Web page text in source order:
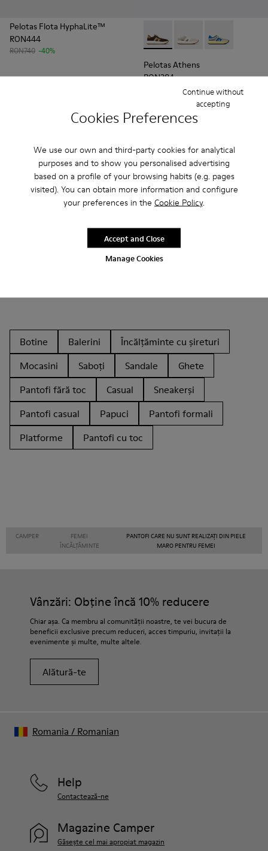
Cookies Preferences
We use our own and third-party cookies for analytical
purposes and to show you personalised advertising
based on a profile of your browsing habits (e.g. pages
visited). You can obtain more information and configure
your preferences in the Cookie Policy.
Manage Cookies
Continue without
accepting
Accept and Close
Pelotas Flota HyphaLite™
RON444
RON740 -40%
Pelotas Athens - K201614-
Pelotas Athens -
Pelotas
Pelotas Athens
RON384
-40%
Adaugă
Botine Balerini
Încălțăminte cu șireturi
Mocasini
Saboți Sandale
Ghete
Pantofi fără toc
Casual
Sneakerși
Pantofi casual
Papuci
Pantofi formali
Platforme
Pantofi cu toc
CAMPER
FEMEI
ÎNCĂLȚĂMINTE
PANTOFI CARE NU SUNT REALIZAȚI DIN PIELE
MARO PENTRU FEMEI
Vânzări: Obține încă 10% reducere
Chiar așa. Ca membru al comunității noastre, te vei bucura de
beneficii exclusive precum reduceri, acces timpuriu, invitații la
evenimente și multe, multe altele.
Alătură-te
Help
Contactează-ne
Magazine Camper
Găsește cel mai apropiat magazin
Romania / Romanian